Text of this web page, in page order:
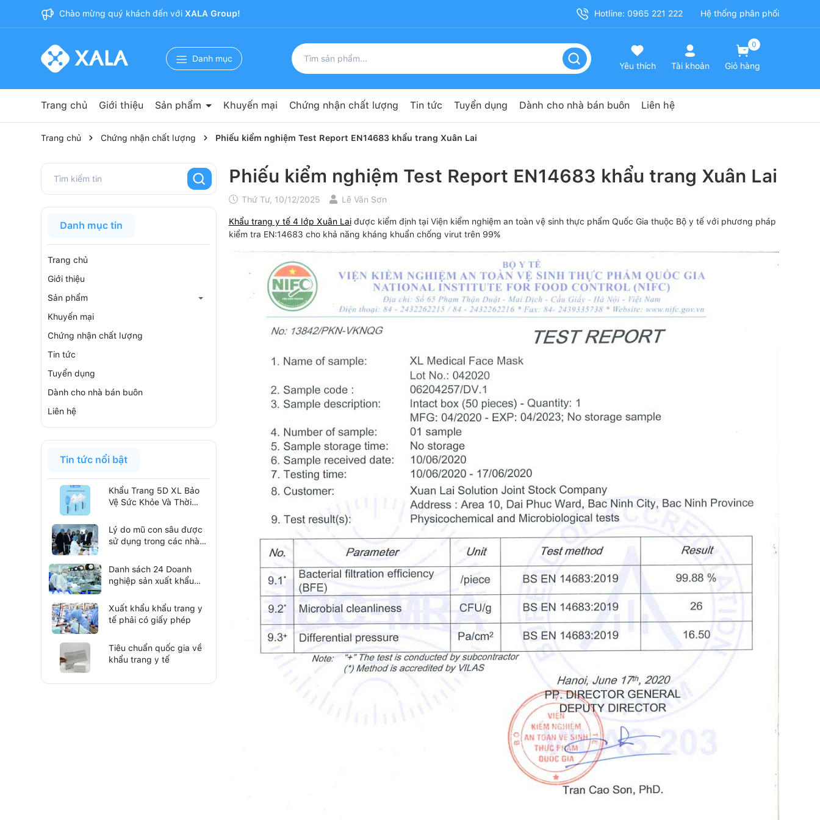
Chào mừng quý khách đến với XALA Group! Hotline: 0965 221 222 Hệ thống phân phối
Danh mục
Yêu thích Tài khoản
0
Giỏ hàng
Trang chủ Giới thiệu Sản phẩm Khuyến mại Chứng nhận chất lượng Tin tức Tuyển dụng Dành cho nhà bán buôn Liên hệ
Trang chủ Chứng nhận chất lượng Phiếu kiểm nghiệm Test Report EN14683 khẩu trang Xuân Lai
Phiếu kiểm nghiệm Test Report EN14683 khẩu trang Xuân Lai
Thứ Tư, 10/12/2025 Lê Văn Sơn
Khẩu trang y tế 4 lớp Xuân Laiđược kiểm định tại Viện kiểm nghiệm an toàn vệ sinh thực phẩm Quốc Gia thuộc Bộ y tế với phương pháp
kiểm tra EN:14683 cho khả năng kháng khuẩn chống virut trên 99%
Danh mục tin
Trang chủ
Giới thiệu
Sản phẩm
Khuyến mại
Chứng nhận chất lượng
Tin tức
Tuyển dụng
Dành cho nhà bán buôn
Liên hệ
Tin tức nổi bật
Khẩu Trang 5D XL Bảo
Vệ Sức Khỏe Và Thời
Phẩm
Lý do mũ con sâu được
sử dụng trong các nhà
Danh sách 24 Doanh
nghiệp sản xuất khẩu
Covid-19
Xuất khẩu khẩu trang y
tế phải có giấy phép
Tiêu chuẩn quốc gia về
khẩu trang y tế